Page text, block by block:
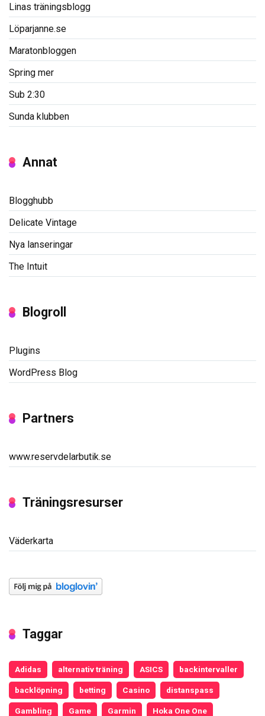
Linas träningsblogg
Löparjanne.se
Maratonbloggen
Spring mer
Sub 2:30
Sunda klubben
Annat
Blogghubb
Delicate Vintage
Nya lanseringar
The Intuit
Blogroll
Plugins
WordPress Blog
Partners
www.reservdelarbutik.se
Träningsresurser
Väderkarta
Taggar
Adidas alternativ träning ASICS backintervaller
backlöpning betting Casino distanspass
Gambling Game Garmin Hoka One One